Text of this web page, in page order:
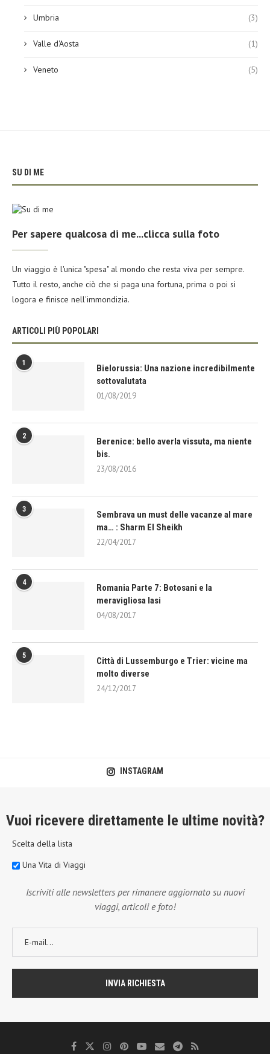
Umbria (3)
Valle d'Aosta (1)
Veneto (5)
SU DI ME
Per sapere qualcosa di me...clicca sulla foto
Un viaggio è l'unica "spesa" al mondo che resta viva per sempre.
Tutto il resto, anche ciò che si paga una fortuna, prima o poi si
logora e finisce nell'immondizia.
ARTICOLI PIÙ POPOLARI
1
Bielorussia: Una nazione incredibilmente
sottovalutata
01/08/2019
2
Berenice: bello averla vissuta, ma niente
bis.
23/08/2016
3
Sembrava un must delle vacanze al mare
ma… : Sharm El Sheikh
22/04/2017
4
Romania Parte 7: Botosani e la
meravigliosa Iasi
04/08/2017
5
Città di Lussemburgo e Trier: vicine ma
molto diverse
24/12/2017
INSTAGRAM
Vuoi ricevere direttamente le ultime novità?
Scelta della lista
Una Vita di Viaggi
Iscriviti alle newsletters per rimanere aggiornato su nuovi
viaggi, articoli e foto!